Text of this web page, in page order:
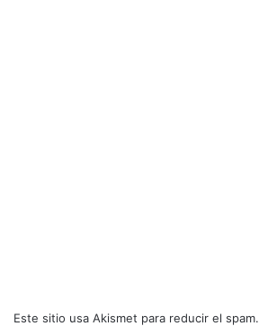
Este sitio usa Akismet para reducir el spam.